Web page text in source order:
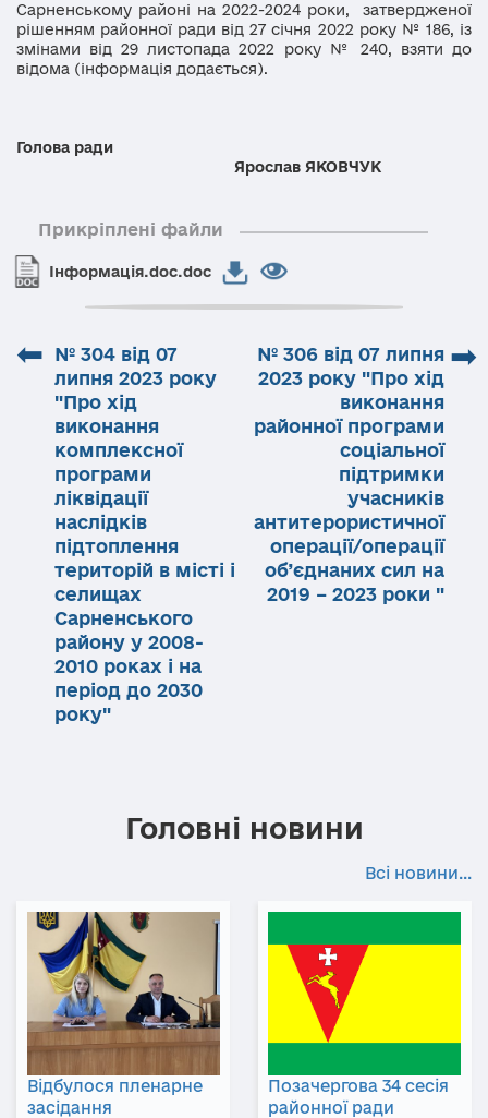
Сарненському районі на 2022-2024 роки, затвердженої
рішенням районної ради від 27 січня 2022 року № 186, із
змінами від 29 листопада 2022 року № 240, взяти до
відома (інформація додається).
Голова ради
Ярослав ЯКОВЧУК
Прикріплені файли
Інформація.doc.doc
⬅
№ 304 від 07
липня 2023 року
"Про хід
виконання
комплексної
програми
ліквідації
наслідків
підтоплення
територій в місті і
селищах
Сарненського
району у 2008-
2010 роках і на
період до 2030
року"
➡
№ 306 від 07 липня
2023 року "Про хід
виконання
районної програми
соціальної
підтримки
учасників
антитерористичної
операції/операції
об’єднаних сил на
2019 – 2023 роки "
Головні новини
Всі новини...
Відбулося пленарне
засідання
Позачергова 34 сесія
районної ради